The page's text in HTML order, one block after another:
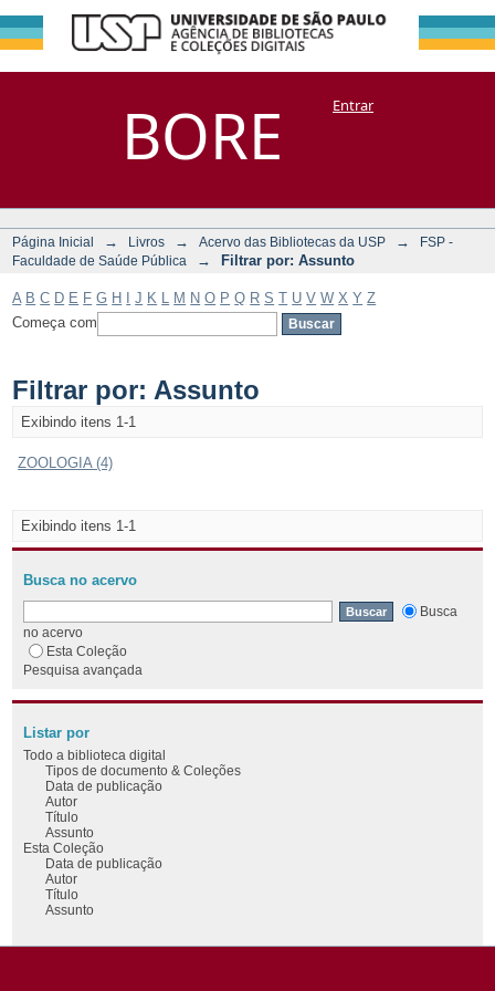
BORE
Filtrar por:
Assunto
DSpace/Manakin + CoriscoEntrar
Página Inicial → Livros → Acervo das Bibliotecas da USP →
FSP -
Faculdade de Saúde Pública
→ Filtrar por: Assunto
A B C D E F G H J K M N O P Q R S T U V W X Y Z
Começa com
Filtrar por: Assunto
Exibindo itens 1-1
ZOOLOGIA (4)
Exibindo itens 1-1
Busca no acervo
Busca
no acervo
Esta Coleção
Pesquisa avançada
Listar por
Todo a biblioteca digital
Tipos de documento & Coleções
Data de publicação
Autor
Título
Assunto
Esta Coleção
Data de publicação
Autor
Título
Assunto